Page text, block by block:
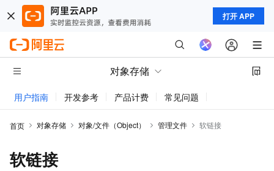
打开 APP
对象存储
用户指南 开发参考 产品计费 常见问题
首页 对象存储 对象/文件（Object） 管理文件 软链接
软链接